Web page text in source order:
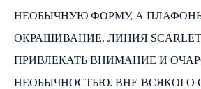
НЕОБЫЧНУЮ ФОРМУ, А
ОКРАШИВАНИЕ. ЛИНИЯ
ПРИВЛЕКАТЬ ВНИМАНИЕ И
НЕОБЫЧНОСТЬЮ. ВНЕ ВСЯКОГО